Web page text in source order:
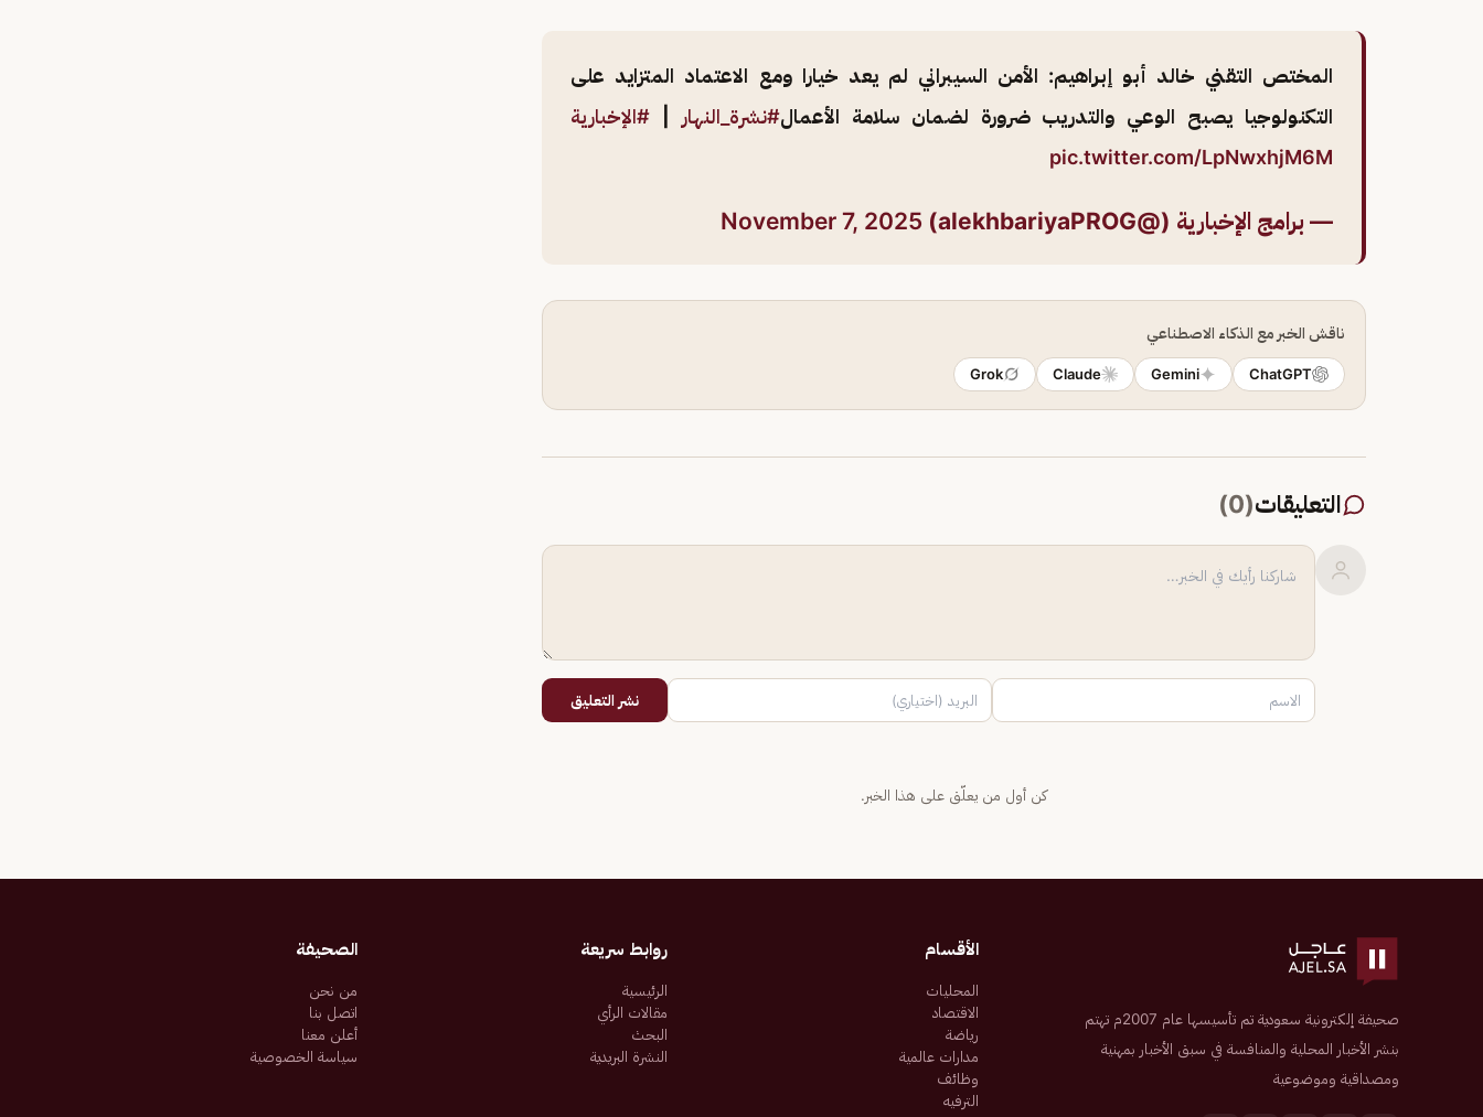
المختص التقني خالد أبو إبراهيم: الأمن السيبراني لم يعد خيارا ومع الاعتماد المتزايد على
التكنولوجيا يصبح الوعي والتدريب ضرورة لضمان سلامة الأعمال#نشرة_النهار
#الإخبارية
pic.twitter.com/LpNwxhjM6M
— برامج الإخبارية (@alekhbariyaPROG) November 7, 2025
ناقش الخبر مع الذكاء الاصطناعي
ChatGPT
Gemini
Claude
Grok
التعليقات(
0
)
نشر التعليق
كن أول من يعلّق على هذا الخبر.
صحيفة إلكترونية سعودية تم تأسيسها عام 2007م تهتم
بنشر الأخبار المحلية والمنافسة في سبق الأخبار بمهنية
ومصداقية وموضوعية
الأقسام
المحليات
الاقتصاد
رياضة
مدارات عالمية
وظائف
الترفيه
روابط سريعة
الرئيسية
مقالات الرأي
البحث
النشرة البريدية
الصحيفة
من نحن
اتصل بنا
أعلن معنا
سياسة الخصوصية